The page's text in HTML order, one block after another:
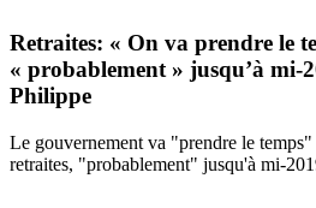
Retraites: « On va prendre le
« probablement » jusqu’à mi-
Philippe
Le gouvernement va "prendre le
retraites, "probablement" jusqu'à mi-